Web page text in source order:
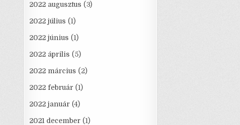
2022 augusztus (3)
2022 július (1)
2022 június (1)
2022 április (5)
2022 március (2)
2022 február (1)
2022 január (4)
2021 december (1)